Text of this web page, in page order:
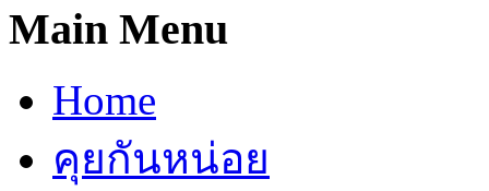
Main Menu
Home
คุยกันหน่อย